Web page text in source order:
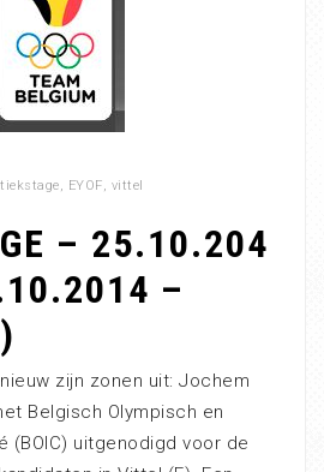
, EYOF, vittel
– 25.10.204
–
zijn zonen uit: Jochem
Belgisch Olympisch en
(BOIC) uitgenodigd voor de